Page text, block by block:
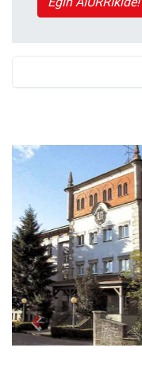
Barn trasteleku
Previous